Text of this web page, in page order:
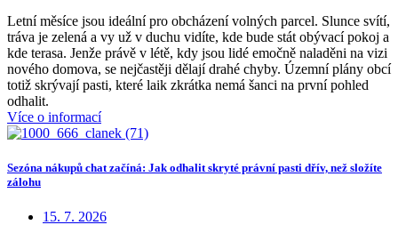
Letní měsíce jsou ideální pro obcházení volných parcel. Slunce svítí,
tráva je zelená a vy už v duchu vidíte, kde bude stát obývací pokoj a
kde terasa. Jenže právě v létě, kdy jsou lidé emočně naladěni na vizi
nového domova, se nejčastěji dělají drahé chyby. Územní plány obcí
totiž skrývají pasti, které laik zkrátka nemá šanci na první pohled
odhalit.
Více o informací
Sezóna nákupů chat začíná: Jak odhalit skryté právní pasti dřív, než složíte
zálohu
15. 7. 2026